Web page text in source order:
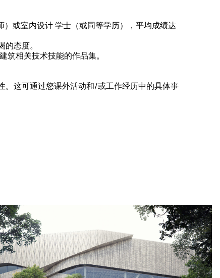
或室内设计 学士（或同等学历），平均成绩达
的态度。
筑相关技术技能的作品集。
。这可通过您课外活动和/或工作经历中的具体事